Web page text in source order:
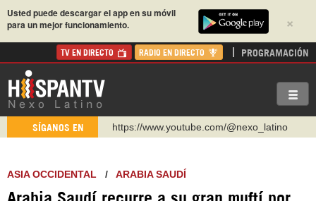
×
Usted puede descargar el app en su móvil
para un mejor funcionamiento.
TV EN DIRECTO RADIO EN DIRECTO PROGRAMACIÓN
SÍGANOS EN
https://www.youtube.com/@nexo_latino
https://t.me/hispantvcanal
https://urmedium.com/c/hispantv
ASIA OCCIDENTAL / ARABIA SAUDÍ
Arabia Saudí recurre a su gran muftí por